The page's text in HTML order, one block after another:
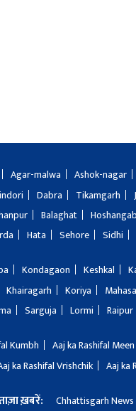
Agar-malwa Ashok-nagar
Dabra Tikamgarh
Balaghat
Hata Sehore Sidhi
Kondagaon Keshkal
Khairagarh Koriya
Sarguja Lormi Raipur
Kumbh Aaj ka Rashifal Meen
ka Rashifal Vrishchik Aaj ka
ख़बरें: Chhattisgarh News